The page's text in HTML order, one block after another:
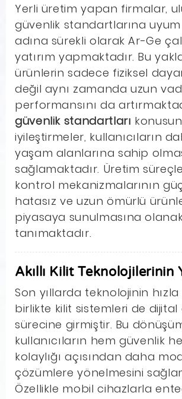
Yerli üretim yapan firmalar,
güvenlik standartlarına
adına sürekli olarak Ar-Ge
yatırım yapmaktadır. Bu
ürünlerin sadece fiziksel
değil aynı zamanda uzun
performansını da
güvenlik standartları
iyileştirmeler, kullanıcıların
yaşam alanlarına sahip
sağlamaktadır. Üretim
kontrol mekanizmalarının
hatasız ve uzun ömürlü
piyasaya sunulmasına
tanımaktadır.
Akıllı Kilit Teknolojilerinin
Son yıllarda teknolojinin
birlikte kilit sistemleri de
sürecine girmiştir. Bu
kullanıcıların hem güvenlik
kolaylığı açısından daha
çözümlere yönelmesini
Özellikle mobil cihazlarla